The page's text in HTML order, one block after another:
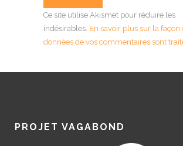
Ce site utilise Akismet pour réduire les
indésirables. En savoir plus sur la façon
données de vos commentaires sont
PROJET VAGABOND